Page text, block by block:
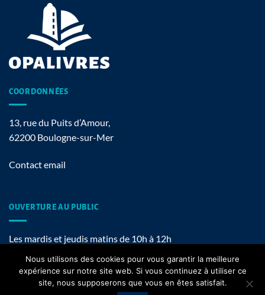
COORDONNÉES
13, rue du Puits d’Amour,
62200 Boulogne-sur-Mer
Contact email
OUVERTURE AU PUBLIC
Les mardis et jeudis matins de 10h à 12h
Mentions légales
Nous utilisons des cookies pour vous garantir la meilleure
expérience sur notre site web. Si vous continuez à utiliser ce
site, nous supposerons que vous en êtes satisfait.